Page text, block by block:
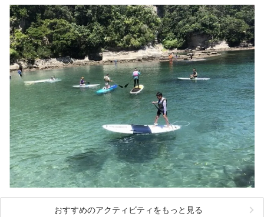
おすすめのアクティビティをもっと見る